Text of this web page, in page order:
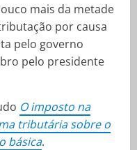
mais da metade
por causa
pelo governo
pelo presidente
O imposto na
tributária sobre o
básica.